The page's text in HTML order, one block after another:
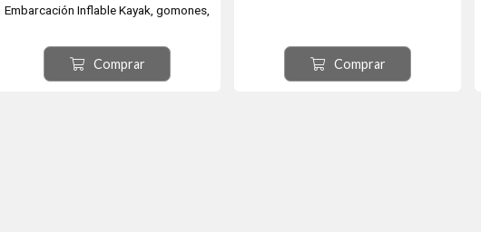
Embarcación Inflable Kayak, gomones,
Comprar Comprar